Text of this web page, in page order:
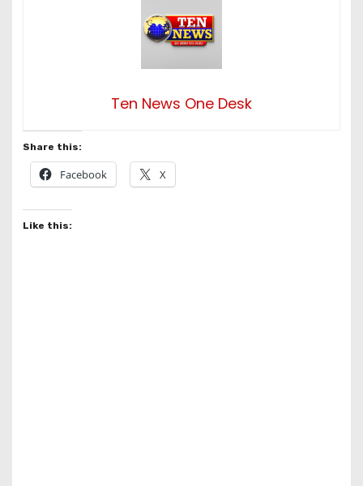
Ten News One Desk
Share this:
Facebook X
Like this: